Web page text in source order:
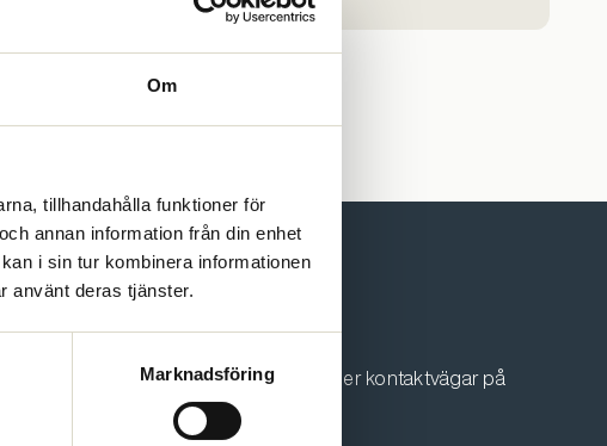
Om
tillhandahålla funktioner för
annan information från din enhet
i sin tur kombinera informationen
använt deras tjänster.
Marknadsföring
kontakta oss. Du som är medlem hittar fler kontaktvägar på